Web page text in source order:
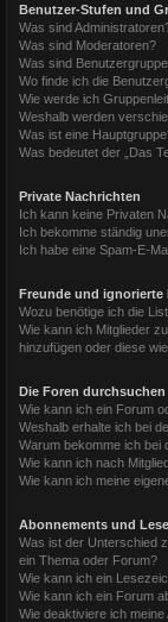
Benutzer-Stufen und
Was sind
Was sind Moderatoren?
Was sind
Wo finde ich die
Wie werde ich
Weshalb werden
Was ist eine
Was bedeutet der „Das
Private Nachrichten
Ich kann keine Privaten
Ich bekomme ständig
Ich habe eine Spam-E-
Freunde und ignorierte
Wozu benötige ich die
Wie kann ich Mitglieder
hinzufügen oder diese
Die Foren durchsuchen
Wie kann ich ein Forum
Weshalb erhalte ich bei
Warum bekomme ich bei
Wie kann ich nach
Wie kann ich meine
Abonnements und
Was ist der Unterschied
ein Thema oder Forum?
Wie kann ich ein
Wie kann ich ein Forum
Wie deaktiviere ich meine